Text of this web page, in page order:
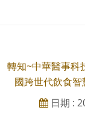
轉知~中華醫事科
國跨世代飲食智
日期 :